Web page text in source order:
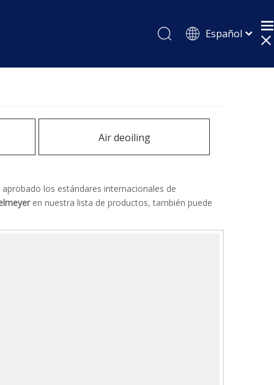
Español
Pусский
Air deoiling
los estándares internacionales de
en nuestra lista de productos, también puede